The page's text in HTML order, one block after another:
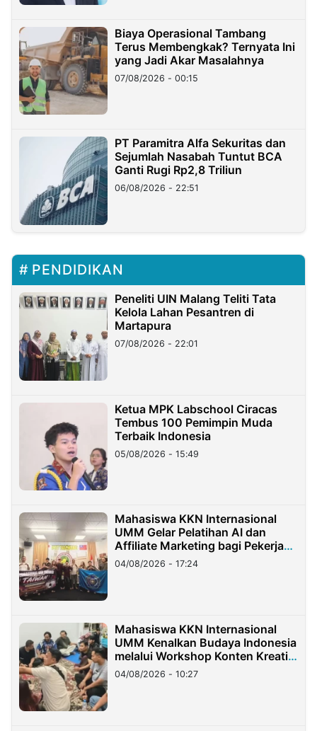
Biaya Operasional Tambang
Terus Membengkak? Ternyata Ini
yang Jadi Akar Masalahnya
07/08/2026 - 00:15
PT Paramitra Alfa Sekuritas dan
Sejumlah Nasabah Tuntut BCA
Ganti Rugi Rp2,8 Triliun
06/08/2026 - 22:51
PENDIDIKAN
Peneliti UIN Malang Teliti Tata
Kelola Lahan Pesantren di
Martapura
07/08/2026 - 22:01
Ketua MPK Labschool Ciracas
Tembus 100 Pemimpin Muda
Terbaik Indonesia
05/08/2026 - 15:49
Mahasiswa KKN Internasional
UMM Gelar Pelatihan AI dan
Affiliate Marketing bagi Pekerja
Migran Indonesia di Taiwan
04/08/2026 - 17:24
Mahasiswa KKN Internasional
UMM Kenalkan Budaya Indonesia
melalui Workshop Konten Kreatif
di Taiwan
04/08/2026 - 10:27